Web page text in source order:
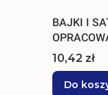
BAJKI I
Cena
10,42 zł
Do